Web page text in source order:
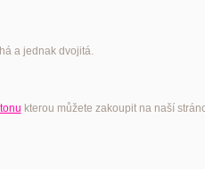
a jednak dvojitá.
kterou můžete zakoupit na naší